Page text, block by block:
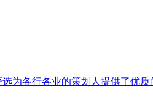
为各行各业的策划人提供了优质